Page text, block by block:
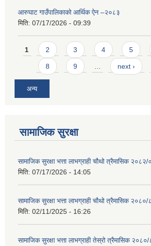
आरुघाट गाउँपालिकाको आर्थिक ऐन –२०८३
मिति: 07/17/2026 - 09:39
Pages
1 2 3 4 5
8 9 next ›
अन्य
सामाजिक सुरक्षा
सामाजिक सुरक्षा भत्ता लाभग्राही चौथो त्रैमासिक
मिति: 07/17/2026 - 14:05
सामाजिक सुरक्षा भत्ता लाभग्राही चौथो त्रैमासिक २०८०/
मिति: 02/11/2025 - 16:26
सामाजिक सुरक्षा भत्ता लाभग्राही तेस्रो त्रैमासिक